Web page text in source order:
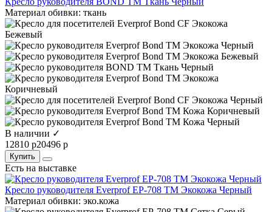
Материал обивки: ткань
В наличии ✓
12810 р20496 р
Купить
Есть на выставке
Кресло руководителя Everprof EP-708 TM Экокожа Черный
Материал обивки: эко.кожа